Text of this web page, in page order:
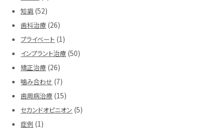
知識(52)
歯科治療 (26)
プライベート (1)
インプラント治療 (50)
矯正治療 (26)
噛み合わせ (7)
歯周病治療 (15)
セカンドオピニオン (5)
症例 (1)